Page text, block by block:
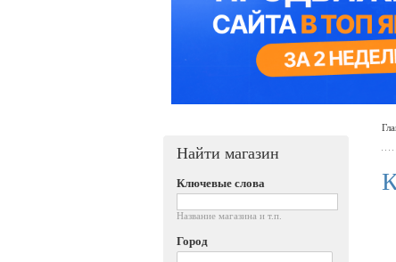
Найти магазин
Ключевые слова
Название магазина и т.п.
Город